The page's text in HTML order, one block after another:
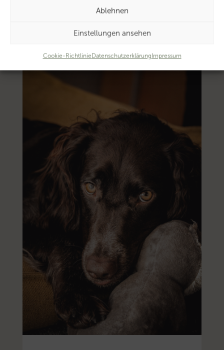
Ablehnen
Einstellungen ansehen
Cookie-RichtlinieDatenschutzerklärungImpressum
‚Umsatzsteuer-